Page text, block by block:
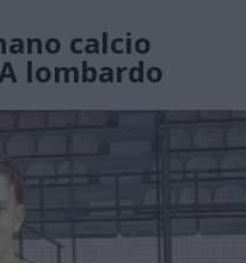
calcio
lombardo